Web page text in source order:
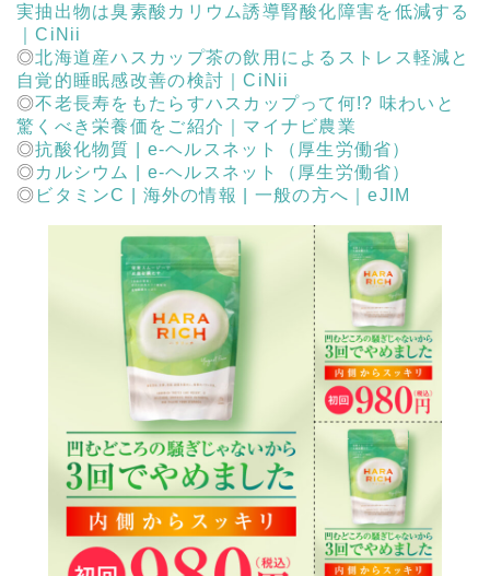
実抽出物は臭素酸カリウム誘導腎酸化障害を低減する
｜CiNii
北海道産ハスカップ茶の飲用によるストレス軽減と
自覚的睡眠感改善の検討｜CiNii
不老長寿をもたらすハスカップって何!? 味わいと
驚くべき栄養価をご紹介｜マイナビ農業
抗酸化物質 | e-ヘルスネット（厚生労働省）
カルシウム | e-ヘルスネット（厚生労働省）
ビタミンC | 海外の情報 | 一般の方へ｜eJIM